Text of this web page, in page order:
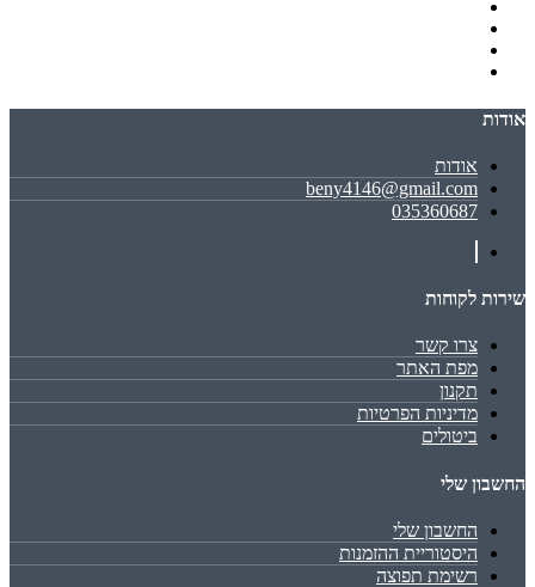
אודות
אודות
beny4146@gmail.com
035360687
שירות לקוחות
צרו קשר
מפת האתר
תקנון
מדיניות הפרטיות
ביטולים
החשבון שלי
החשבון שלי
היסטוריית ההזמנות
רשימת תפוצה